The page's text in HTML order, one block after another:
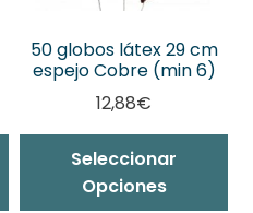
50 globos látex 29 cm
espejo Cobre (min 6)
12,88€
Seleccionar
Opciones